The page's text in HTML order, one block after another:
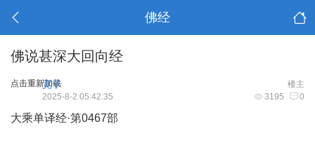
佛经
佛说甚深大回向经
点击重新加载 楼主
宽子
3195 0
2025-8-2 05:42:35
大乘单译经·第0467部